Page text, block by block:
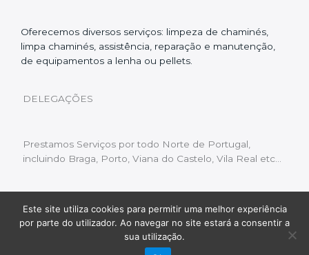
Oferecemos diversos serviços: limpeza de chaminés,
limpa chaminés, assistência, reparação e manutenção,
de equipamentos a lenha ou pellets.
DELEGAÇÕES
Prestamos Serviços por todo Norte de Portugal,
incluindo Braga, Porto, Viana do Castelo, Vila Real etc…
Livro de Reclamações | Política de Privacidade
Copyright © 2022 Limpeza Chaminés | Desenvolvido
Fluxo Digital – a inovar a web
Este site utiliza cookies para permitir uma melhor experiência
por parte do utilizador. Ao navegar no site estará a consentir a
sua utilização.